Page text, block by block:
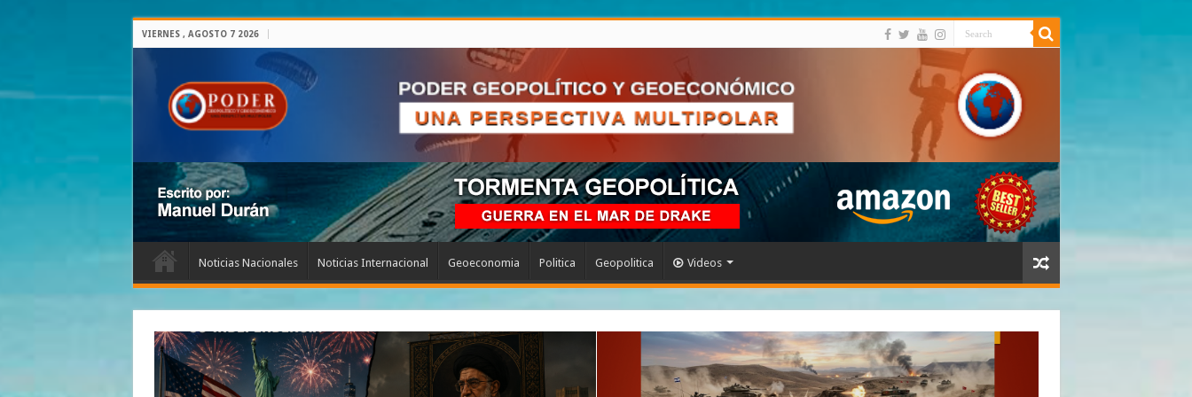
VIERNES , AGOSTO 7 2026
Noticias Nacionales Noticias Internacional Geoeconomia Politica Geopolitica Videos